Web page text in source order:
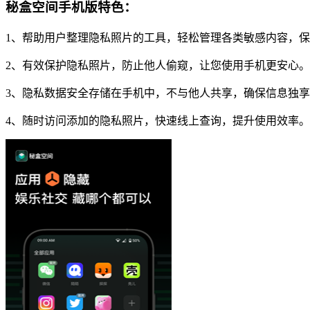
秘盒空间手机版特色：
1、帮助用户整理隐私照片的工具，轻松管理各类敏感内容，保
2、有效保护隐私照片，防止他人偷窥，让您使用手机更安心。
3、隐私数据安全存储在手机中，不与他人共享，确保信息独享
4、随时访问添加的隐私照片，快速线上查询，提升使用效率。